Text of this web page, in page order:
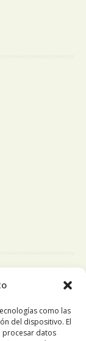
como las
del dispositivo. El
procesar datos
Tutti 1ª Planta,